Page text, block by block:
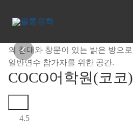
로
COCO어학원(코코)
4.5